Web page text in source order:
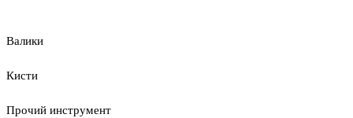
Валики
Кисти
Прочий инструмент